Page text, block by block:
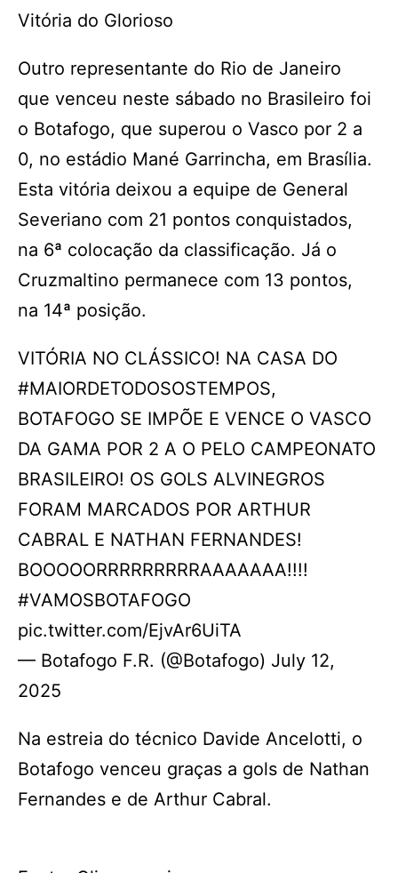
Vitória do Glorioso
Outro representante do Rio de Janeiro
que venceu neste sábado no Brasileiro foi
o Botafogo, que superou o Vasco por 2 a
0, no estádio Mané Garrincha, em Brasília.
Esta vitória deixou a equipe de General
Severiano com 21 pontos conquistados,
na 6ª colocação da classificação. Já o
Cruzmaltino permanece com 13 pontos,
na 14ª posição.
VITÓRIA NO CLÁSSICO! NA CASA DO
#MAIORDETODOSOSTEMPOS,
BOTAFOGO SE IMPÕE E VENCE O VASCO
DA GAMA POR 2 A O PELO CAMPEONATO
BRASILEIRO! OS GOLS ALVINEGROS
FORAM MARCADOS POR ARTHUR
CABRAL E NATHAN FERNANDES!
BOOOOORRRRRRRRRAAAAAAA!!!!
#VAMOSBOTAFOGO
pic.twitter.com/EjvAr6UiTA
— Botafogo F.R. (@Botafogo) July 12,
2025
Na estreia do técnico Davide Ancelotti, o
Botafogo venceu graças a gols de Nathan
Fernandes e de Arthur Cabral.